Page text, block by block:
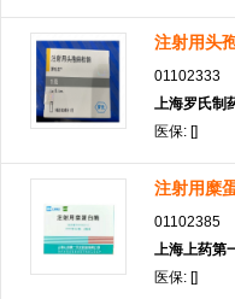
注射用头
01102333
上海罗氏制
医保: []
注射用糜
01102385
上海上药第
医保: []